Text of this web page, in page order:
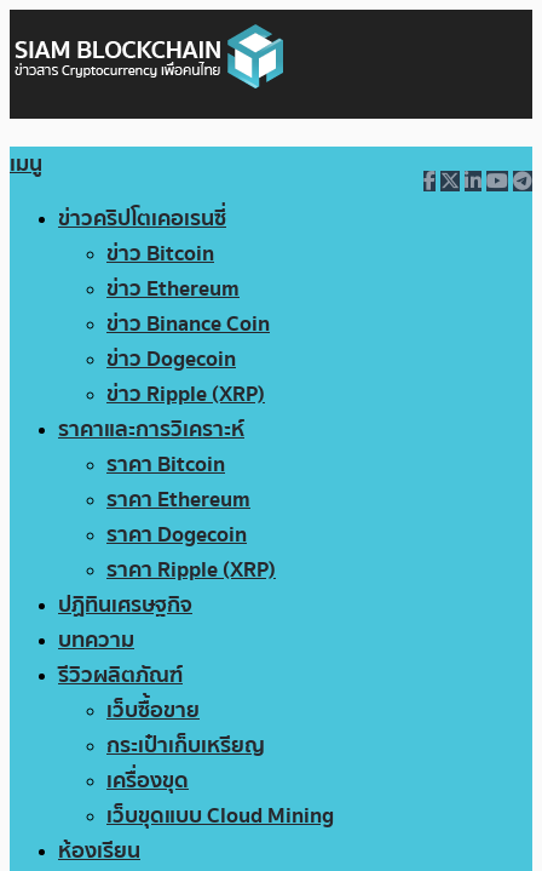
เมนู
ข่าวคริปโตเคอเรนซี่
ข่าว Bitcoin
ข่าว Ethereum
ข่าว Binance Coin
ข่าว Dogecoin
ข่าว Ripple (XRP)
ราคาและการวิเคราะห์
ราคา Bitcoin
ราคา Ethereum
ราคา Dogecoin
ราคา Ripple (XRP)
ปฏิทินเศรษฐกิจ
บทความ
รีวิวผลิตภัณฑ์
เว็บซื้อขาย
กระเป๋าเก็บเหรียญ
เครื่องขุด
เว็บขุดแบบ Cloud Mining
ห้องเรียน